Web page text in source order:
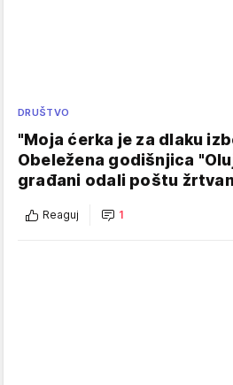
DRUŠTVO
"Moja ćerka je za dlaku
Obeležena godišnjica
građani odali poštu
Reaguj 1